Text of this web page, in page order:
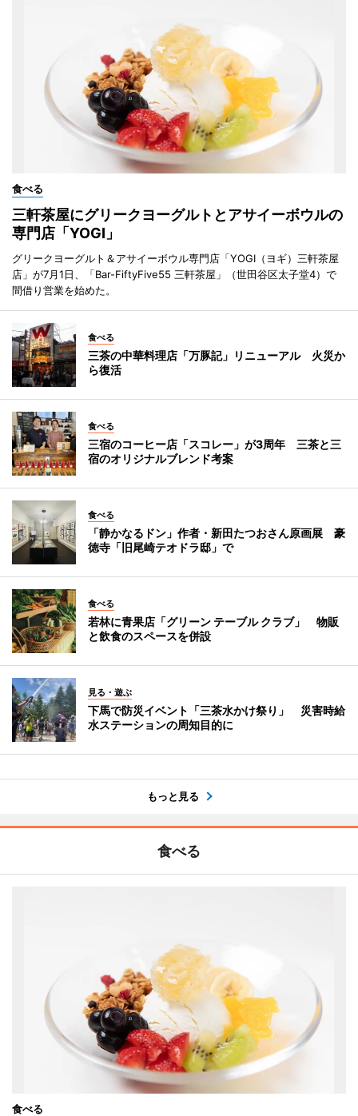
食べる
三軒茶屋にグリークヨーグルトとアサイーボウルの
専門店「YOGI」
グリークヨーグルト＆アサイーボウル専門店「YOGI（ヨギ）三軒茶屋
店」が7月1日、「Bar-FiftyFive55 三軒茶屋」（世田谷区太子堂4）で
間借り営業を始めた。
食べる
三茶の中華料理店「万豚記」リニューアル 火災か
ら復活
食べる
三宿のコーヒー店「スコレー」が3周年 三茶と三
宿のオリジナルブレンド考案
食べる
「静かなるドン」作者・新田たつおさん原画展 豪
徳寺「旧尾崎テオドラ邸」で
食べる
若林に青果店「グリーン テーブル クラブ」 物販
と飲食のスペースを併設
見る・遊ぶ
下馬で防災イベント「三茶水かけ祭り」 災害時給
水ステーションの周知目的に
もっと見る
食べる
食べる